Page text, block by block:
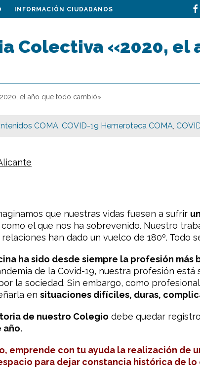
INFORMACIÓN CIUDADANOS
Colectiva «2020, el
el año que todo cambió»
COMA, COVID-19 Hemeroteca COMA,
que nuestras vidas fuesen a sufrir
como el que nos ha sobrevenido. Nuestro
han dado un vuelco de 180º. Todo
ha sido desde siempre la profesión más
de la Covid-19, nuestra profesión está
la sociedad. Sin embargo, como
en situaciones difíciles, duras,
de nuestro Colegio debe quedar
año.
con tu ayuda la realización de
espacio para dejar constancia histórica de